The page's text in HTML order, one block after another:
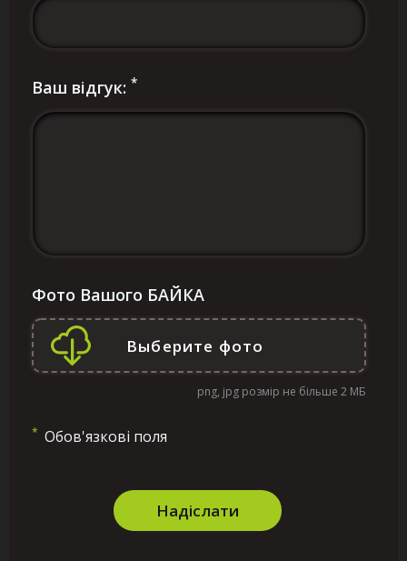
Ваш відгук: *
Фото Вашого БАЙКА
png, jpg розмір не більше 2 МБ
* Обов'язкові поля
Надіслати